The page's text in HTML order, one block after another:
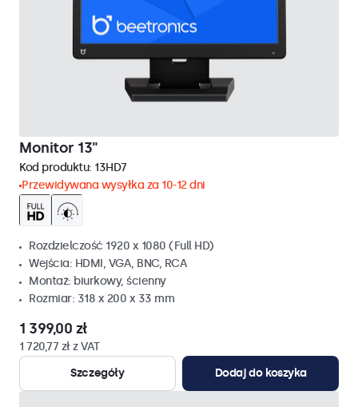
Monitor 13"
Kod produktu: 13HD7
Przewidywana wysyłka za 10-12 dni
Rozdzielczość 1920 x 1080 (Full HD)
Wejścia: HDMI, VGA, BNC, RCA
Montaż: biurkowy, ścienny
Rozmiar: 318 x 200 x 33 mm
1 399,00 zł
1 720,77 zł z VAT
Szczegóły
Dodaj do koszyka